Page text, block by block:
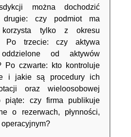
można dochodzić
drugie: czy podmiot ma
tylko z okresu
Po trzecie: czy aktywa
od aktywów
Po czwarte: kto kontroluje
i jakie są procedury ich
oraz wieloosobowej
piąte: czy firma publikuje
o rezerwach, płynności,